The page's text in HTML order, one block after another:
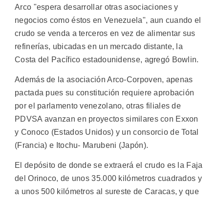
Arco "espera desarrollar otras asociaciones y
negocios como éstos en Venezuela", aun cuando el
crudo se venda a terceros en vez de alimentar sus
refinerías, ubicadas en un mercado distante, la
Costa del Pacífico estadounidense, agregó Bowlin.
Además de la asociación Arco-Corpoven, apenas
pactada pues su constitución requiere aprobación
por el parlamento venezolano, otras filiales de
PDVSA avanzan en proyectos similares con Exxon
y Conoco (Estados Unidos) y un consorcio de Total
(Francia) e Itochu- Marubeni (Japón).
El depósito de donde se extraerá el crudo es la Faja
del Orinoco, de unos 35.000 kilómetros cuadrados y
a unos 500 kilómetros al sureste de Caracas, y que